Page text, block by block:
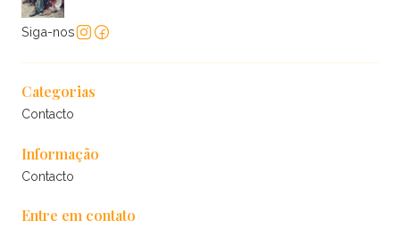
Siga-nos
Categorias
Contacto
Informação
Contacto
Entre em contato